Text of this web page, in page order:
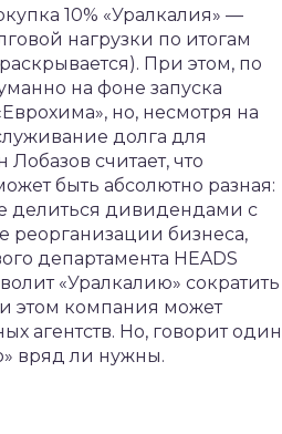
10% «Уралкалия» —
нагрузки по итогам
При этом, по
на фоне запуска
но, несмотря на
долга для
считает, что
быть абсолютно разная:
делиться дивидендами с
бизнеса,
департамента HEADS
«Уралкалию» сократить
этом компания может
агентств. Но, говорит один
вряд ли нужны.